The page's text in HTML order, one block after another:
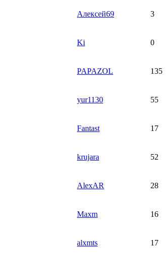
Алексей69 3
Ki 0
PAPAZOL 135
yur1130 55
Fantast 17
krujara 52
AlexAR 28
Maxm 16
alxmts 17